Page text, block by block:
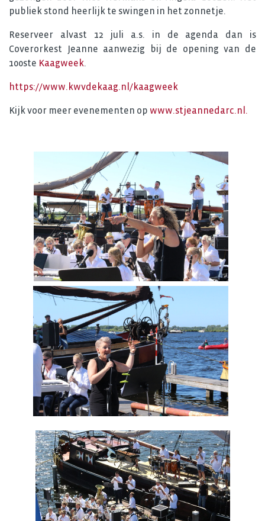
publiek stond heerlijk te swingen in het zonnetje.
Reserveer alvast 12 juli a.s. in de agenda dan is
Coverorkest Jeanne aanwezig bij de opening van de
100ste Kaagweek.
https://www.kwvdekaag.nl/kaagweek
Kijk voor meer evenementen op www.stjeannedarc.nl.